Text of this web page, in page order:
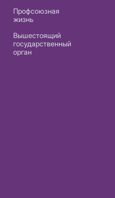
Профсоюзная
жизнь
Вышестоящий
государственный
орган